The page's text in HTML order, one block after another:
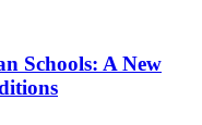
Schools: A New